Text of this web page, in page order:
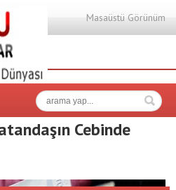
Masaüstü Görünüm
Cebinde